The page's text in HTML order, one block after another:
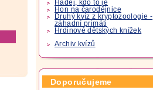
Hádej, kdo to je
Hon na čarodějnice
Druhý kvíz z kryptozoologie -
záhadní primáti
Hrdinové dětských knížek
Archiv kvízů
Doporučujeme